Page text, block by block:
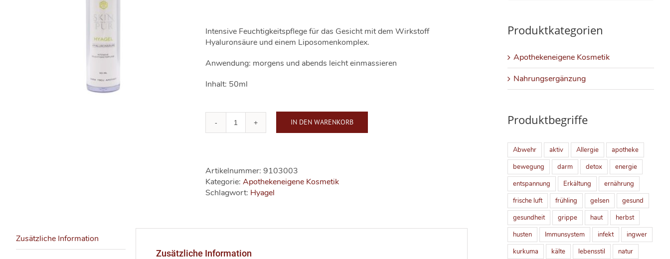
Intensive Feuchtigkeitspflege für das Gesicht mit dem Wirkstoff
Hyaluronsäure und einem Liposomenkomplex.
Anwendung: morgens und abends leicht einmassieren
Inhalt: 50ml
Hyagel
IN DEN WARENKORB
Artikelnummer: 9103003
Kategorie: Apothekeneigene Kosmetik
Schlagwort: Hyagel
Zusätzliche Information
Zusätzliche Information
Produktkategorien
Apothekeneigene Kosmetik
Nahrungsergänzung
Produktbegriffe
Abwehr aktiv Allergie
apotheke
bewegung
darm detox
energie
entspannung
Erkältung
ernährung
frische luft
frühling gelsen
gesund
gesundheit
grippe haut
herbst
husten
Immunsystem infekt
ingwer
kurkuma
kälte lebensstil
natur